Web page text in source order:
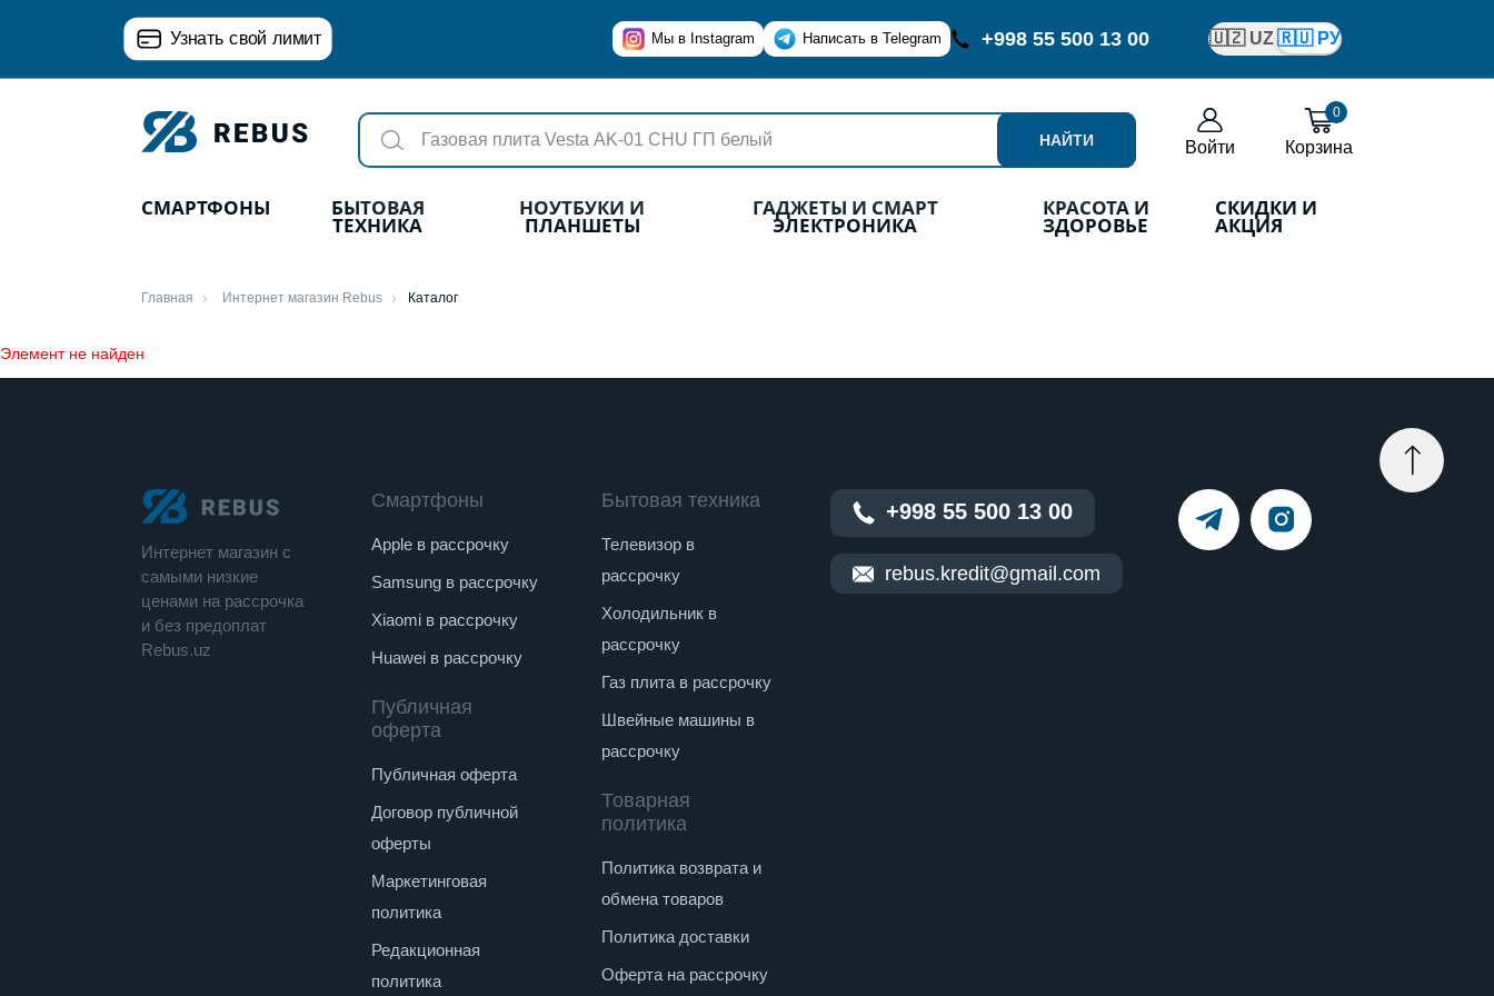
Узнать свой лимит Мы в Instagram Написать в Telegram +998 55 500 13 00 🇺🇿 UZ🇷🇺 РУ
НАЙТИ Войти
0
Корзина
СМАРТФОНЫ БЫТОВАЯ
ТЕХНИКА
НОУТБУКИ И
ПЛАНШЕТЫ
ГАДЖЕТЫ И СМАРТ
ЭЛЕКТРОНИКА
КРАСОТА И
ЗДОРОВЬЕ
СКИДКИ И
АКЦИЯ
Главная Интернет магазин Rebus Каталог
Элемент не найден
Интернет магазин c
cамыми низкие
ценами на рассрочка
и без предоплат
Rebus.uz
Смартфоны
Apple в рассрочку
Samsung в рассрочку
Xiaomi в рассрочку
Huawei в рассрочку
Публичная
оферта
Публичная оферта
Договор публичной
оферты
Маркетинговая
политика
Редакционная
политика
Бытовая техника
Телевизор в
рассрочку
Холодильник в
рассрочку
Газ плита в рассрочку
Швейные машины в
рассрочку
Товарная
политика
Политика возврата и
обмена товаров
Политика доставки
Оферта на рассрочку
+998 55 500 13 00
rebus.kredit@gmail.com